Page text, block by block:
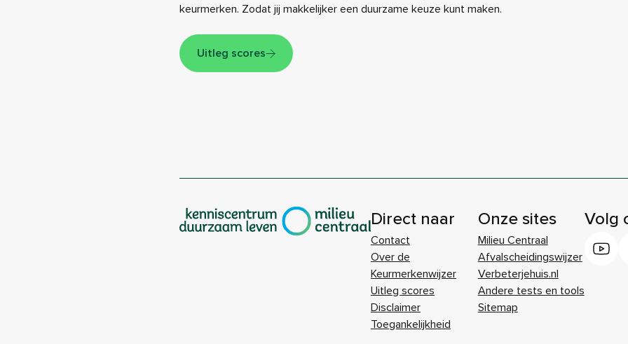
keurmerken. Zodat jij makkelijker een duurzame keuze kunt maken.
Uitleg scores
| Direct naar
Contact
Over de
Keurmerkenwijzer
Uitleg scores
Disclaimer
Toegankelijkheid
Onze sites
Milieu Centraal
Afvalscheidingswijzer
Verbeterjehuis.nl
Andere tests en tools
Sitemap
Volg